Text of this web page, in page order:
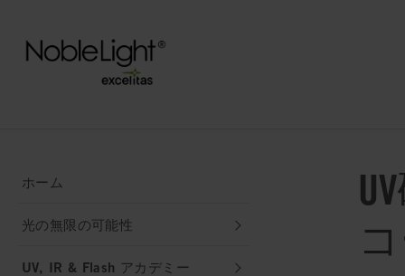
ホーム
光の無限の可能性
UV, IR & Flash アカデミー